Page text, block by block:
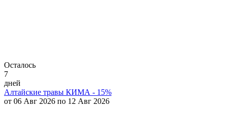
Осталось
7
дней
Алтайские травы КИМА - 15%
от 06 Авг 2026 по 12 Авг 2026